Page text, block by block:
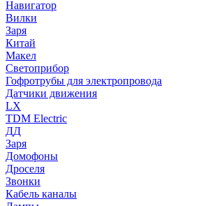
Навигатор
Вилки
Заря
Китай
Макел
Светоприбор
Гофротрубы для электропровода
Датчики движения
LX
TDM Electric
ДД
Заря
Домофоны
Дроселя
Звонки
Кабель каналы